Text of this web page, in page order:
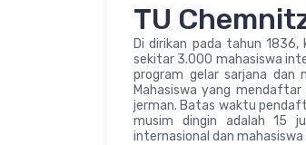
TU
Di dirikan pada tahun
sekitar 3.000 mahasiswa
program gelar sarjana dan
Mahasiswa yang
jerman. Batas waktu
musim dingin adalah 15
internasional dan mahasiswa